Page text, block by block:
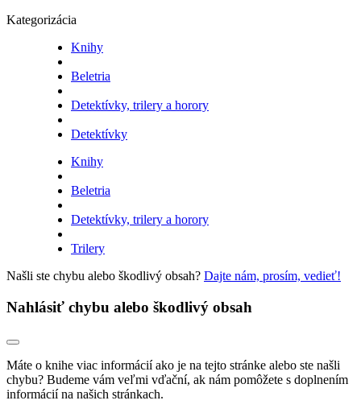
Kategorizácia
Knihy
Beletria
Detektívky, trilery a horory
Detektívky
Knihy
Beletria
Detektívky, trilery a horory
Trilery
Našli ste chybu alebo škodlivý obsah? Dajte nám, prosím, vedieť!
Nahlásiť chybu alebo škodlivý obsah
Máte o knihe viac informácií ako je na tejto stránke alebo ste našli
chybu? Budeme vám veľmi vďační, ak nám pomôžete s doplnením
informácií na našich stránkach.